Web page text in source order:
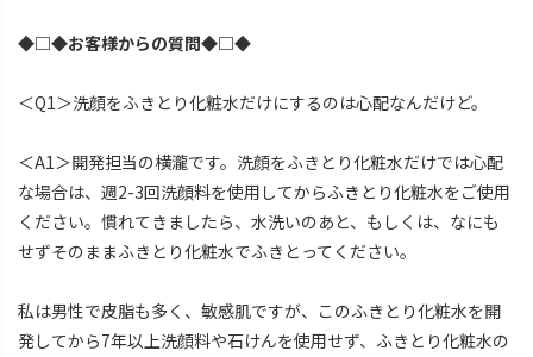
◆□◆お客様からの質問◆□◆
＜Q1＞洗顔をふきとり化粧水だけにするのは心配なんだけど。
＜A1＞開発担当の横瀧です。洗顔をふきとり化粧水だけでは心配
な場合は、週2-3回洗顔料を使用してからふきとり化粧水をご使用
ください。慣れてきましたら、水洗いのあと、もしくは、なにも
せずそのままふきとり化粧水でふきとってください。
私は男性で皮脂も多く、敏感肌ですが、このふきとり化粧水を開
発してから7年以上洗顔料や石けんを使用せず、ふきとり化粧水の